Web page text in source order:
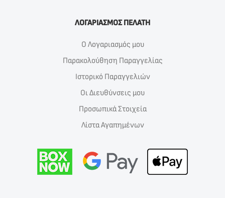
ΛΟΓΑΡΙΑΣΜΟΣ ΠΕΛΑΤΗ
Ο Λογαριασμός μου
Παρακολούθηση Παραγγελίας
Ιστορικό Παραγγελιών
Οι Διευθύνσεις μου
Προσωπικά Στοιχεία
Λίστα Αγαπημένων